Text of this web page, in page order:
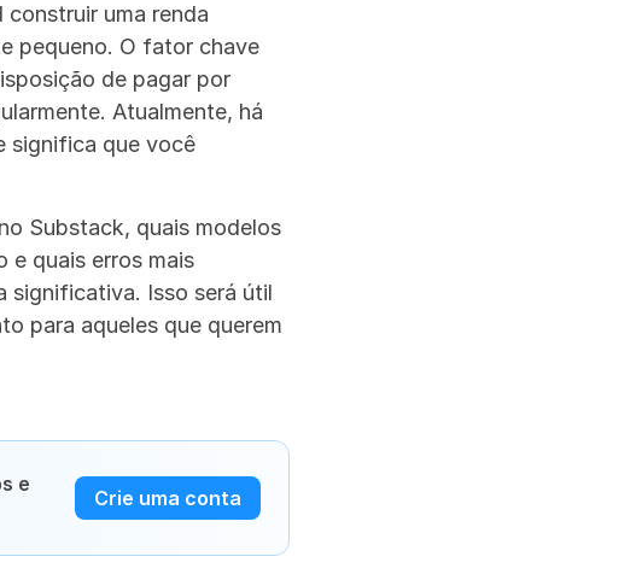
uma renda
pequeno. O fator chave
de pagar por
Atualmente, há
significa que você
Substack, quais modelos
e quais erros mais
significativa. Isso será útil
para aqueles que querem
e
Crie uma conta